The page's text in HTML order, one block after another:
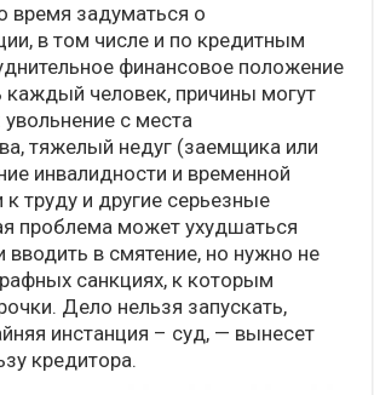
время задуматься о
в том числе и по кредитным
финансовое положение
каждый человек, причины могут
с места
тяжелый недуг (заемщика или
инвалидности и временной
труду и другие серьезные
проблема может ухудшаться
вводить в смятение, но нужно не
санкциях, к которым
Дело нельзя запускать,
инстанция – суд, — вынесет
кредитора.